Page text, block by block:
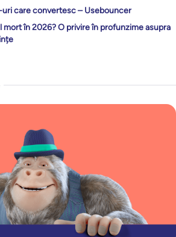
uri care convertesc – Usebouncer
mort în 2026? O privire în profunzime asupra